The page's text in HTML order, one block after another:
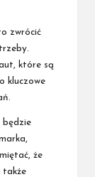
zwrócić
które są
kluczowe
będzie
że
także